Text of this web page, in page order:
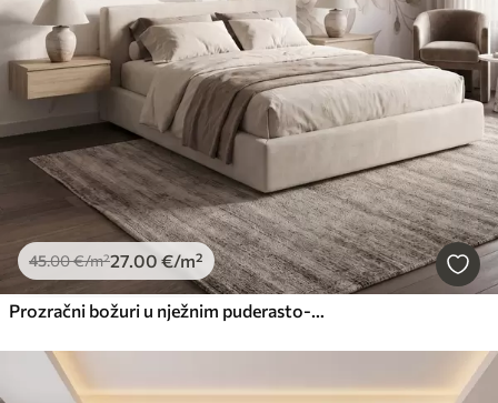
45.00€/m²27.00 €/m²
Prozračni božuri u nježnim puderasto-bež tonovima